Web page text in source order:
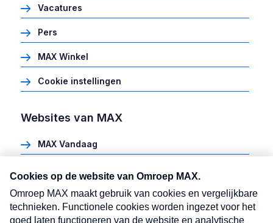
Vacatures
Pers
MAX Winkel
Cookie instellingen
Websites van MAX
MAX Vandaag
Meldpunt Actueel
MAX vakantieman